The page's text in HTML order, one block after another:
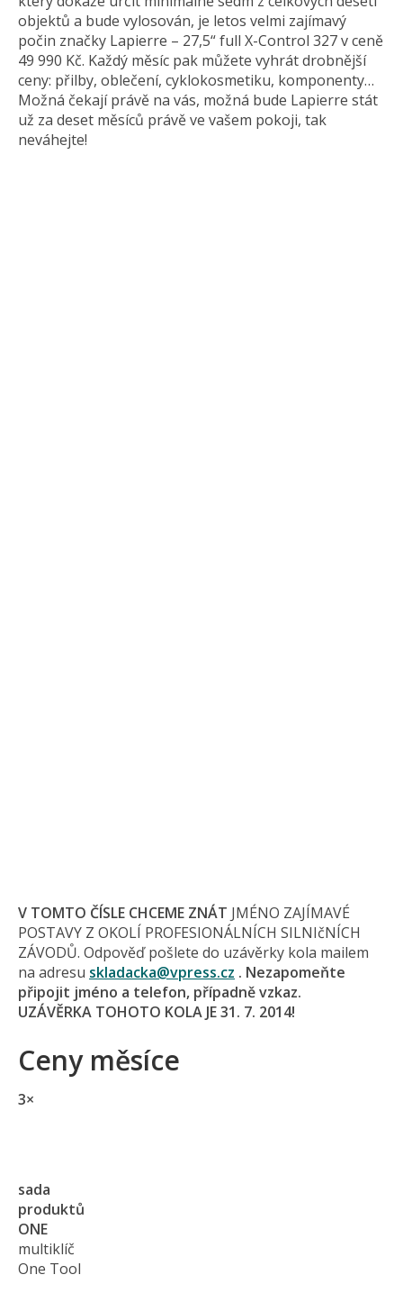
objektů a bude vylosován, je letos velmi zajímavý
počin značky Lapierre – 27,5“ full X-Control 327 v ceně
49 990 Kč. Každý měsíc pak můžete vyhrát drobnější
ceny: přilby, oblečení, cyklokosmetiku, komponenty…
Možná čekají právě na vás, možná bude Lapierre stát
už za deset měsíců právě ve vašem pokoji, tak
neváhejte!
V TOMTO ČÍSLE CHCEME ZNÁT JMÉNO ZAJÍMAVÉ
POSTAVY Z OKOLÍ PROFESIONÁLNÍCH SILNIčNÍCH
ZÁVODŮ. Odpověď pošlete do uzávěrky kola mailem
na adresu skladacka@vpress.cz . Nezapomeňte
připojit jméno a telefon, případně vzkaz.
UZÁVĚRKA TOHOTO KOLA JE 31. 7. 2014!
Ceny měsíce
3×
sada
produktů
ONE
multiklíč
One Tool